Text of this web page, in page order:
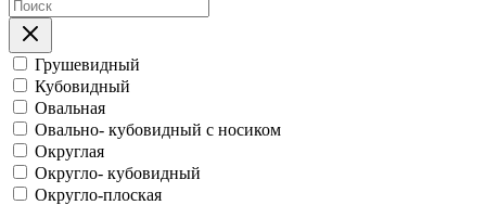
Грушевидный
Кубовидный
Овальная
Овально- кубовидный с носиком
Округлая
Округло- кубовидный
Округло-плоская